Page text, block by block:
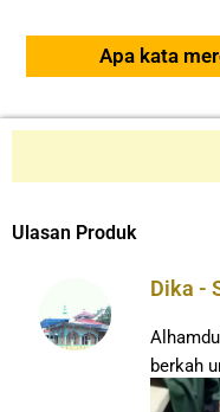
Apa kata
Ulasan Produk
Dika -
berkah